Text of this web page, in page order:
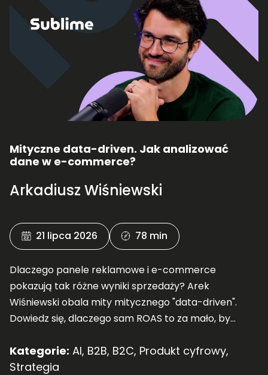
Mityczne data-driven. Jak analizować
dane w e-commerce?
Arkadiusz Wiśniewski
21 lipca 2026 78 min
Dlaczego panele reklamowe i e-commerce
pokazują tak różne wyniki sprzedaży? Arek
Wiśniewski obala mity mitycznego "data-driven".
Dowiedz się, dlaczego sam ROAS to za mało, by
Posłuchaj!
Kategorie: AI, B2B, B2C, Produkt cyfrowy,
Strategia